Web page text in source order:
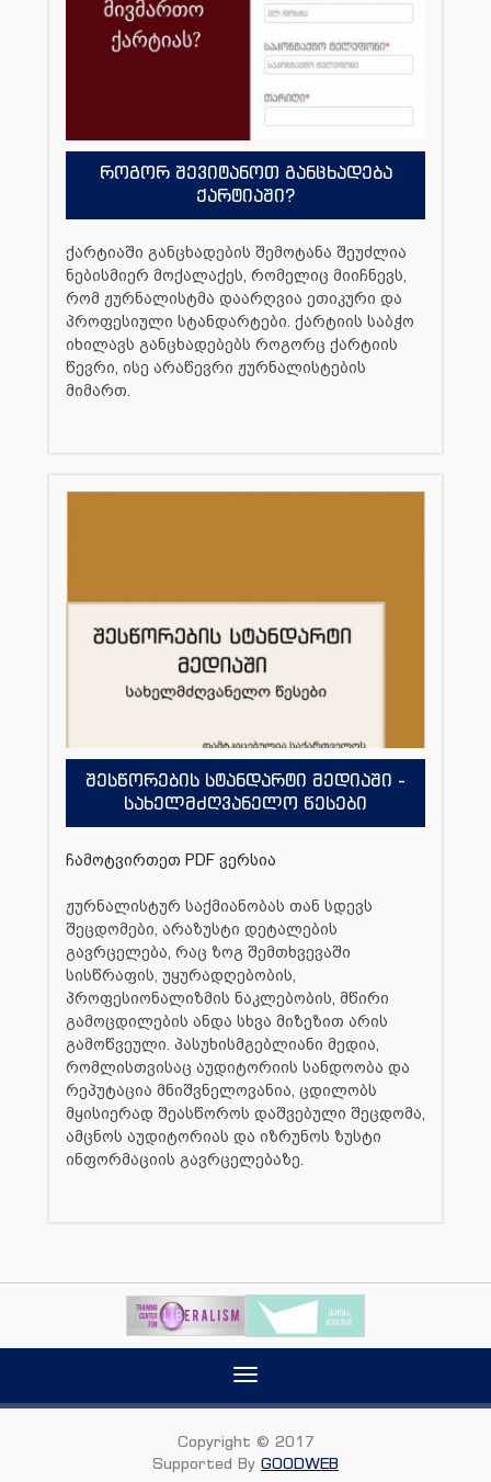
როგორ შევიტანოთ განცხადება
ქარტიაში?
ქარტიაში განცხადების შემოტანა შეუძლია
ნებისმიერ მოქალაქეს, რომელიც მიიჩნევს,
რომ ჟურნალისტმა დაარღვია ეთიკური და
პროფესიული სტანდარტები. ქარტიის საბჭო
იხილავს განცხადებებს როგორც ქარტიის
წევრი, ისე არაწევრი ჟურნალისტების
მიმართ.
შესწორების სტანდარტი მედიაში -
სახელმძღვანელო წესები
ჩამოტვირთეთ PDF ვერსია
ჟურნალისტურ საქმიანობას თან სდევს
შეცდომები, არაზუსტი დეტალების
გავრცელება, რაც ზოგ შემთხვევაში
სისწრაფის, უყურადღებობის,
პროფესიონალიზმის ნაკლებობის, მწირი
გამოცდილების ანდა სხვა მიზეზით არის
გამოწვეული. პასუხისმგებლიანი მედია,
რომლისთვისაც აუდიტორიის სანდოობა და
რეპუტაცია მნიშვნელოვანია, ცდილობს
მყისიერად შეასწოროს დაშვებული შეცდომა,
ამცნოს აუდიტორიას და იზრუნოს ზუსტი
ინფორმაციის გავრცელებაზე.
Toggle
Copyright © 2017
Supported By GOODWEB